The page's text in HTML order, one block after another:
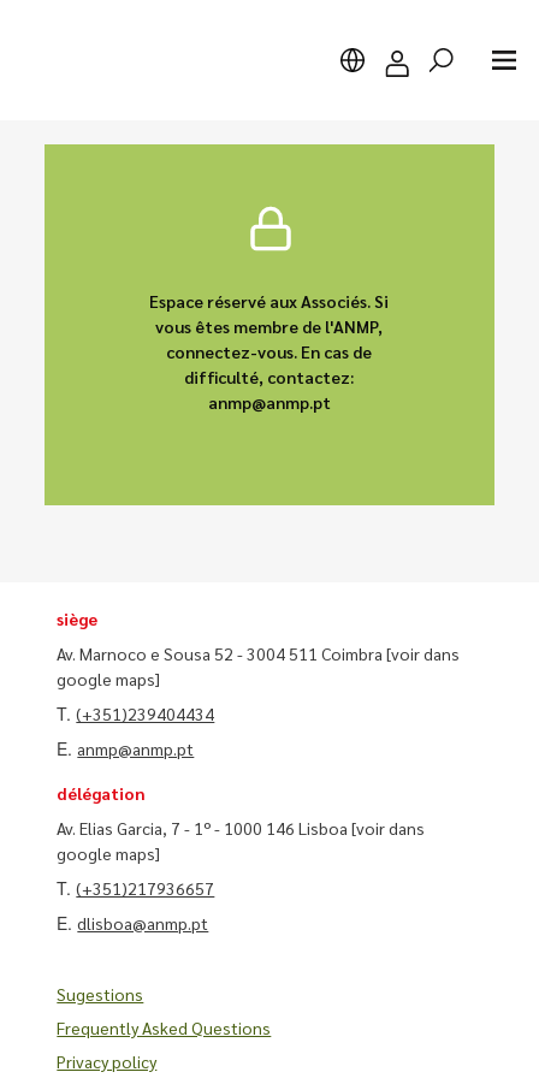
Espace réservé aux Associés. Si
vous êtes membre de l'ANMP,
connectez-vous. En cas de
difficulté, contactez:
anmp@anmp.pt
siège
Av. Marnoco e Sousa 52 - 3004 511 Coimbra[voir dans
google maps]
T.(+351)239404434
E. anmp@anmp.pt
délégation
Av. Elias Garcia, 7 - 1º - 1000 146 Lisboa[voir dans
google maps]
T.(+351)217936657
E.dlisboa@anmp.pt
Sugestions
Frequently Asked Questions
Privacy policy